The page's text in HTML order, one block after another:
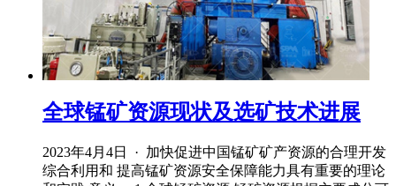
全球锰矿资源现状及选矿技术进展
2023年4月4日 · 加快促进中国锰矿矿产资源的合理开发
综合利用和 提高锰矿资源安全保障能力具有重要的理论